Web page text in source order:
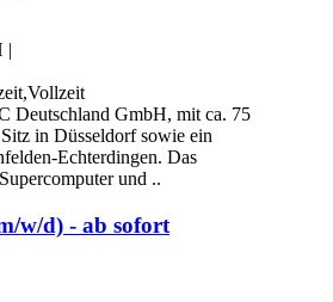
|
Deutschland GmbH, mit ca. 75
in Düsseldorf sowie ein
Echterdingen. Das
und ..
w/d) - ab sofort